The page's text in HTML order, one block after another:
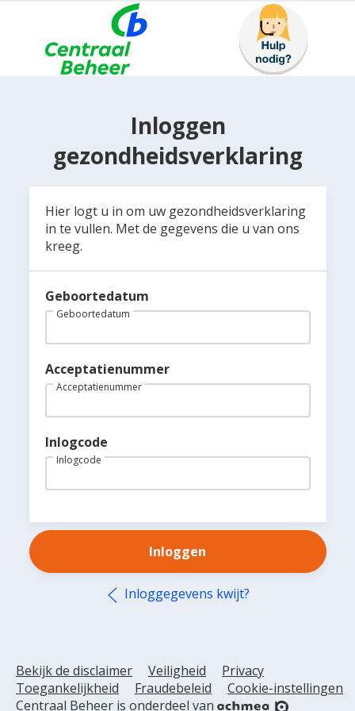
Wij helpen u graag
Maandag t/m vrijdag
gezondheid@centraalbeheer.nl
U bent automatisch uitgelogd wegens inactiviteit.
Inloggen
gezondheidsverklaring
Hier logt u in om uw gezondheidsverklaring
in te vullen. Met de gegevens die u van ons
kreeg.
Geboortedatum
Geboortedatum
Acceptatienummer
Acceptatienummer
Inlogcode
Inlogcode
Inloggen
Inloggegevens kwijt?
Bekijk de disclaimer Veiligheid
Privacy
Toegankelijkheid
Fraudebeleid
Cookie-instellingen
Centraal Beheer is onderdeel van